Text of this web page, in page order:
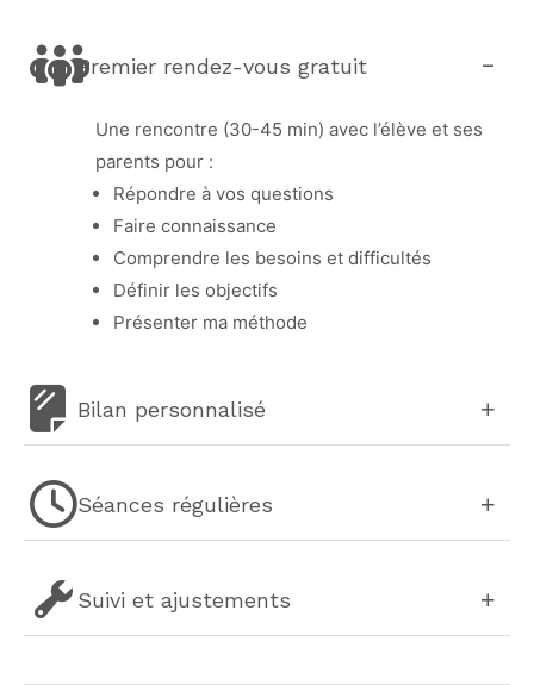
Premier rendez-vous gratuit
Une rencontre (30-45 min) avec l’élève et ses
parents pour :
Répondre à vos questions
Faire connaissance
Comprendre les besoins et difficultés
Définir les objectifs
Présenter ma méthode
Bilan personnalisé
Séances régulières
Suivi et ajustements